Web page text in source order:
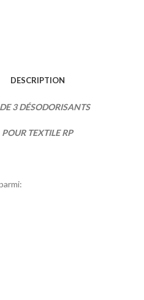
DESCRIPTION
3 DÉSODORISANTS
POUR TEXTILE RP